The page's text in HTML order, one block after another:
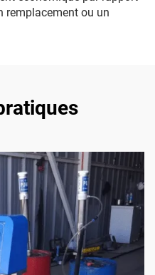
remplacement ou un